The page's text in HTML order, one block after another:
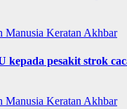
Manusia Keratan Akhbar
kepada pesakit strok
Manusia Keratan Akhbar